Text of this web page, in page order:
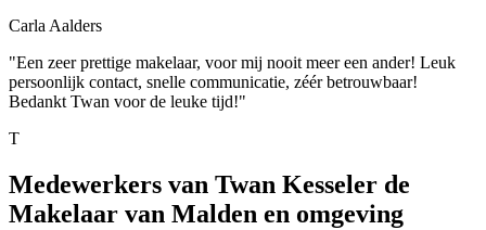
Carla Aalders
"Een zeer prettige makelaar, voor mij nooit meer een ander! Leuk
persoonlijk contact, snelle communicatie, zéér betrouwbaar!
Bedankt Twan voor de leuke tijd!"
T
Medewerkers van Twan Kesseler de
Makelaar van Malden en omgeving